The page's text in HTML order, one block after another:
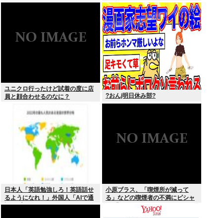
ユニクロ行ったけど試着の度に店
員と顔合わせるのなに？
?おんj明日休み部?
日本人「英語勉強しろ！英語話せ
るようになれ！」外国人「AIで通
訳アプリ使えばいいじゃん」
小原ブラス、「喫煙所が減って
る」などの喫煙者の不満にピシャ
リ 「じゃあやめれば？タバコなん
て家でだけ吸ってればいい」